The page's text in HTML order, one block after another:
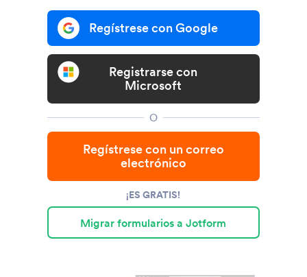
Regístrese con Google
Registrarse con
Microsoft
O
Regístrese con un correo
electrónico
¡ES GRATIS!
Migrar formularios a Jotform